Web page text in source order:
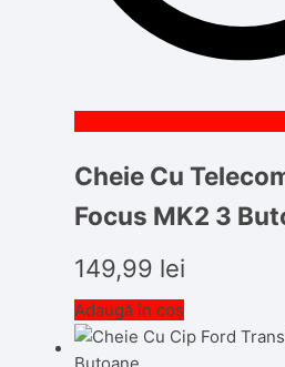
Cheie Cu
Focus MK2 3
149,99 lei
Adaugă în coș